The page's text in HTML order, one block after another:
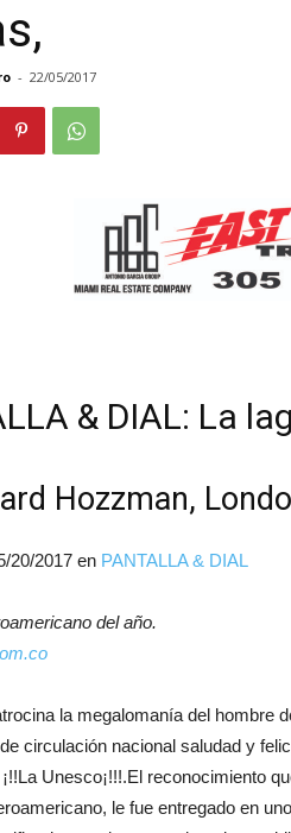
- 22/05/2017
& DIAL: La
Hozzman,
20/2017 en PANTALLA & DIAL
del año.
la megalomanía del hombre
circulación nacional saludad y
Unesco¡!!!.El reconocimiento
le fue entregado en